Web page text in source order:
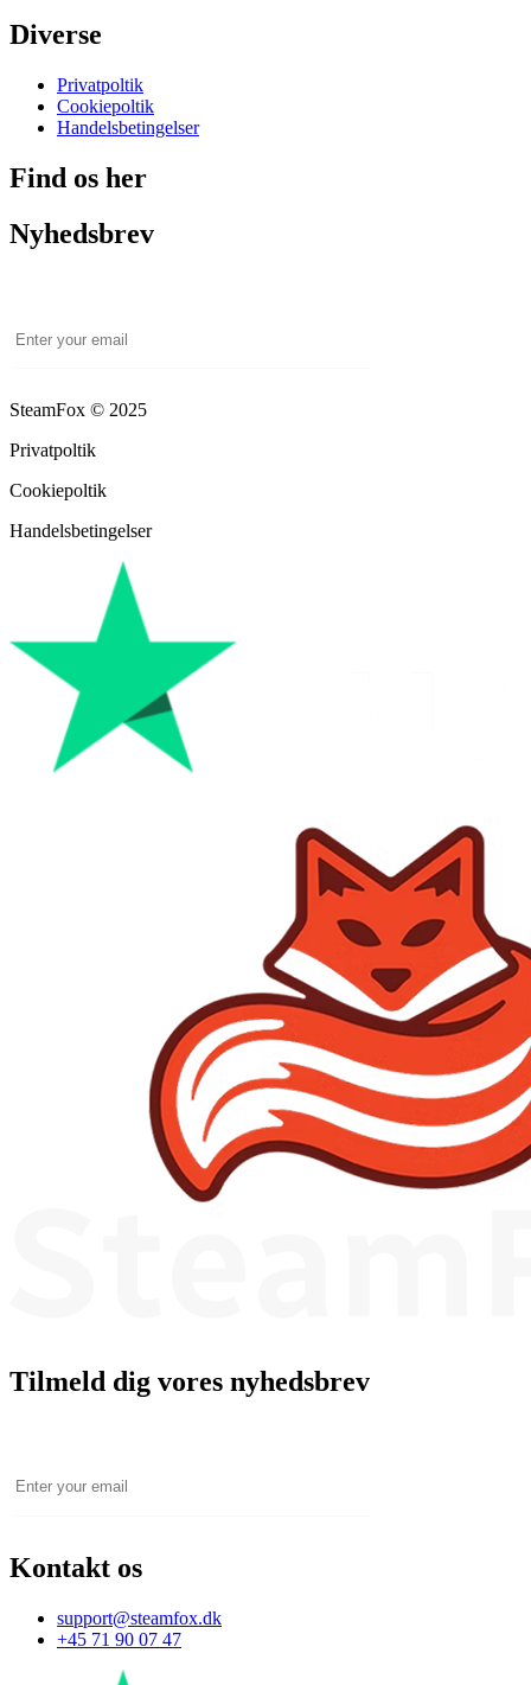
Diverse
Privatpoltik
Cookiepoltik
Handelsbetingelser
Find os her
Nyhedsbrev
SteamFox © 2025
Privatpoltik
Cookiepoltik
Handelsbetingelser
Tilmeld dig vores nyhedsbrev
Kontakt os
support@steamfox.dk
+45 71 90 07 47